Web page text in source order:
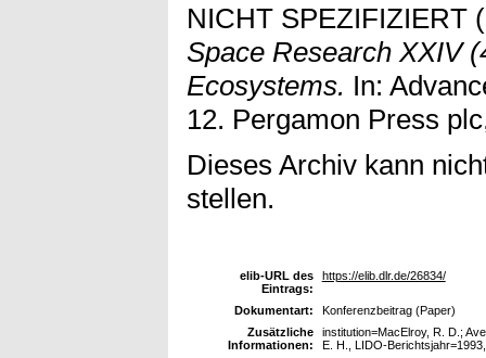
NICHT SPEZIFIZIERT
Space Research XXIV
Ecosystems. In:
12. Pergamon Press
Dieses Archiv kann
stellen.
elib-URL des
Eintrags:
https://elib.dlr.de/26834/
Dokumentart:
Konferenzbeitrag (Paper)
Zusätzliche
Informationen:
institution=MacElroy, R. D.;
E. H., LIDO-Berichtsjahr=1993,